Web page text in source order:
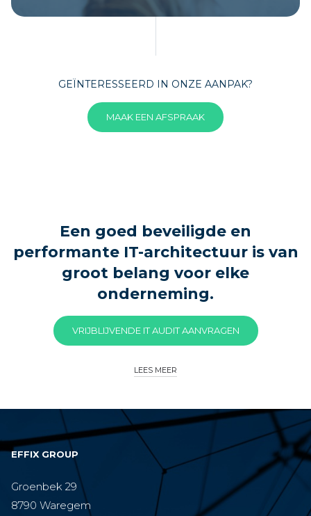
GEÏNTERESSEERD IN ONZE AANPAK?
MAAK EEN AFSPRAAK
Een goed beveiligde en
performante IT-architectuur is van
groot belang voor elke
onderneming.
VRIJBLIJVENDE IT AUDIT AANVRAGEN
LEES MEER
EFFIX GROUP
Groenbek 29
8790 Waregem